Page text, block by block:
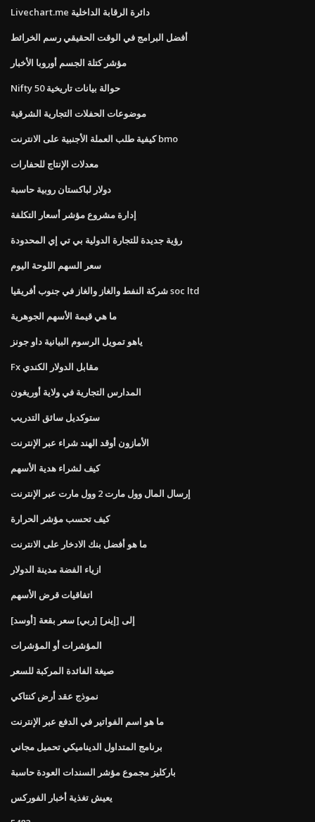
Livechart.me دائرة الرقابة الداخلية
أفضل البرامج في الوقت الحقيقي رسم الخرائط
مؤشر كتلة الجسم أوروبا الأخبار
Nifty 50 حوالة بيانات تاريخية
موضوعات الحفلات التجارية الشرقية
كيفية طلب العملة الأجنبية على الانترنت bmo
معدلات الإنتاج للحفارات
دولار لباكستان روبية حاسبة
إدارة مشروع مؤشر أسعار التكلفة
رؤية جديدة للتجارة الدولية بي تي إي المحدودة
سعر السهم اللوحة اليوم
شركة النفط والغاز والغاز في جنوب أفريقيا soc ltd
ما هي قيمة الأسهم الجوهرية
ياهو تمويل الرسوم البيانية داو جونز
Fx مقابل الدولار الكندي
المدارس التجارية في ولاية أوريغون
ستوكديل سائق التدريب
الأمازون أوقد الهند شراء عبر الإنترنت
كيف لشراء هدية الأسهم
إرسال المال وول مارت 2 وول مارت عبر الإنترنت
كيف تحسب مؤشر الحرارة
ما هو أفضل بنك الادخار على الانترنت
ازياء الفضة مدينة الدولار
اتفاقيات قرض الأسهم
[أوسد] إلى [إينر] [ربي] سعر بقعة
المؤشرات أو المؤشرات
صيغة الفائدة المركبة للسعر
نموذج عقد أرض كنتاكي
ما هو اسم الفواتير في الدفع عبر الإنترنت
برنامج المتداول الديناميكي تحميل مجاني
باركليز مجموع مؤشر السندات العودة حاسبة
يعيش تغذية أخبار الفوركس